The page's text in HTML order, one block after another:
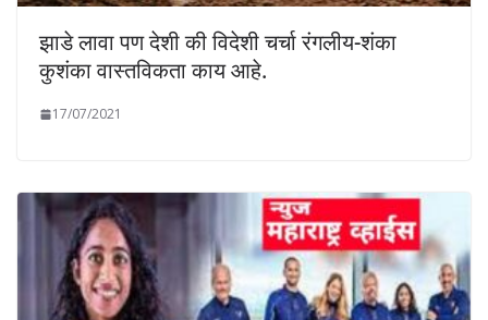
झाडे लावा पण देशी की विदेशी चर्चा रंगलीय-शंका
कुशंका वास्तविकता काय आहे.
17/07/2021